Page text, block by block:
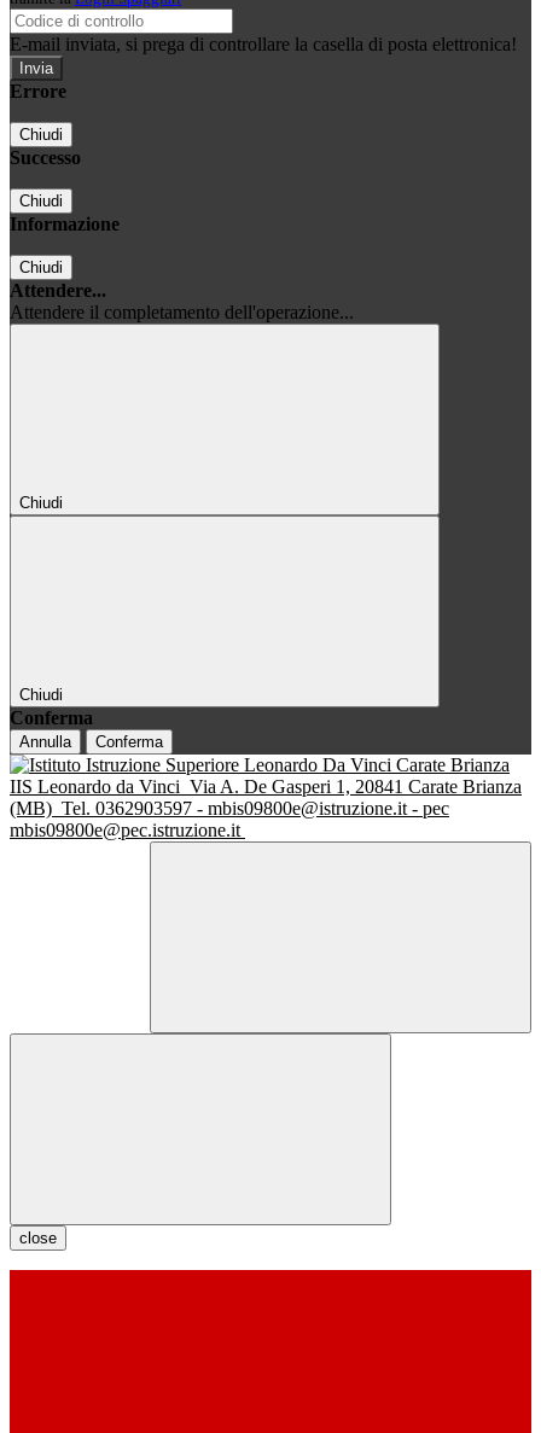
E-mail inviata, si prega di controllare la casella di posta elettronica!
Errore
Chiudi
Successo
Chiudi
Informazione
Chiudi
Attendere...
Attendere il completamento dell'operazione...
Chiudi
Chiudi
Conferma
Annulla Conferma
IIS Leonardo da Vinci Via A. De Gasperi 1, 20841 Carate Brianza
(MB) Tel. 0362903597 - mbis09800e@istruzione.it - pec
mbis09800e@pec.istruzione.it
close